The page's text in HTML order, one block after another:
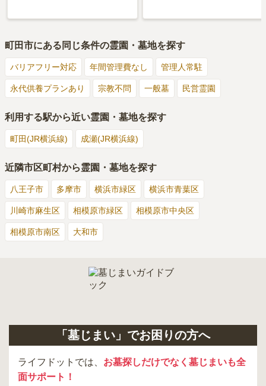
町田市にある同じ条件の霊園・墓地を探す
バリアフリー対応 年間管理費なし 管理人常駐
永代供養プランあり 宗教不問 一般墓 民営霊園
利用する駅から近い霊園・墓地を探す
町田(JR横浜線) 成瀬(JR横浜線)
近隣市区町村から霊園・墓地を探す
八王子市 多摩市 横浜市緑区 横浜市青葉区
川崎市麻生区 相模原市緑区 相模原市中央区
相模原市南区 大和市
「墓じまい」でお困りの方へ
ライフドットでは、 お墓探しだけでなく墓じまいも全
面サポート！